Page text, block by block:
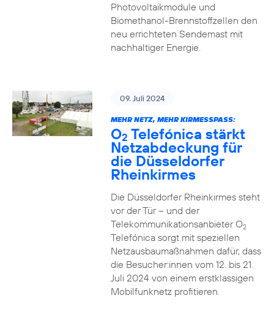
Photovoltaikmodule und
Biomethanol-Brennstoffzellen den
neu errichteten Sendemast mit
nachhaltiger Energie.
09. Juli 2024
MEHR NETZ, MEHR KIRMESSPASS:
O2 Telefónica stärkt
Netzabdeckung für
die Düsseldorfer
Rheinkirmes
Die Düsseldorfer Rheinkirmes steht
vor der Tür – und der
Telekommunikationsanbieter O2
Telefónica sorgt mit speziellen
Netzausbaumaßnahmen dafür, dass
die Besucher:innen vom 12. bis 21.
Juli 2024 von einem erstklassigen
Mobilfunknetz profitieren.